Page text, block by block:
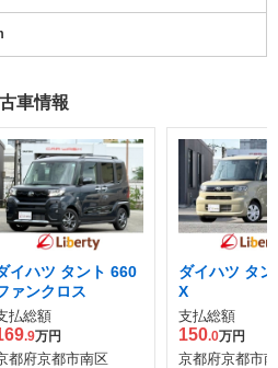
車情報
イハツ タント 660
ァンクロス
払総額
.9万円
都府京都市南区
ダイハツ タ
X
支払総額
150.0万円
京都府京都市